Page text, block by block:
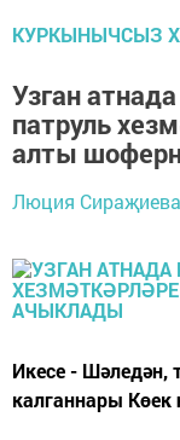
КУРКЫНЫЧСЫЗ
Узган
патруль
алты
Люция
Икесе - Шәледән,
калганнары Көек